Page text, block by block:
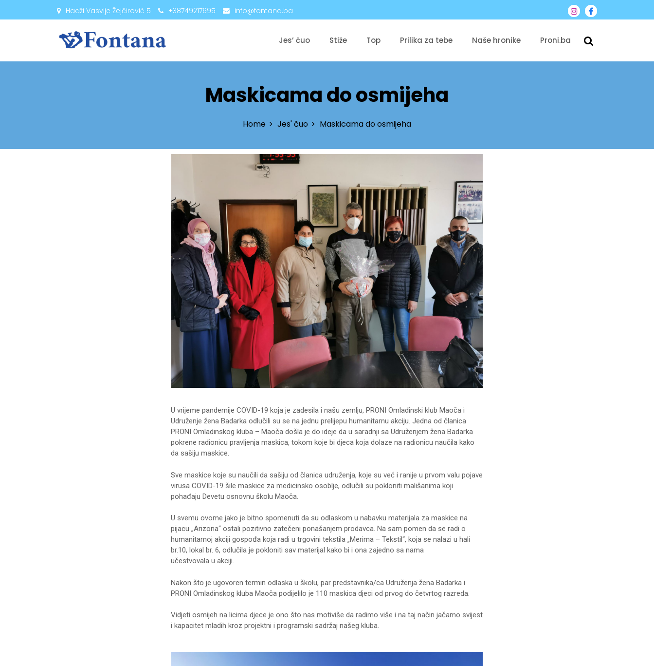
Hadži Vasvije Žejčirović 5 +38749217695 info@fontana.ba
Jes’ čuo Stiže Top Prilika za tebe Naše hronike Proni.ba
Maskicama do osmijeha
Home Jes' čuo Maskicama do osmijeha
U vrijeme pandemije COVID-19 koja je zadesila i našu zemlju, PRONI Omladinski klub Maoča i
Udruženje žena Badarka odlučili su se na jednu prelijepu humanitarnu akciju. Jedna od članica
PRONI Omladinskog kluba – Maoča došla je do ideje da u saradnji sa Udruženjem žena Badarka
pokrene radionicu pravljenja maskica, tokom koje bi djeca koja dolaze na radionicu naučila kako
da sašiju maskice.
Sve maskice koje su naučili da sašiju od članica udruženja, koje su već i ranije u prvom valu pojave
virusa COVID-19 šile maskice za medicinsko osoblje, odlučili su pokloniti mališanima koji
pohađaju Devetu osnovnu školu Maoča.
U svemu ovome jako je bitno spomenuti da su odlaskom u nabavku materijala za maskice na
pijacu „Arizona“ ostali pozitivno zatečeni ponašanjem prodavca. Na sam pomen da se radi o
humanitarnoj akciji gospođa koja radi u trgovini tekstila „Merima – Tekstil“, koja se nalazi u hali
br.10, lokal br. 6, odlučila je pokloniti sav materijal kako bi i ona zajedno sa nama
učestvovala u akciji.
Nakon što je ugovoren termin odlaska u školu, par predstavnika/ca Udruženja žena Badarka i
PRONI Omladinskog kluba Maoča podijelilo je 110 maskica djeci od prvog do četvrtog razreda.
Vidjeti osmijeh na licima djece je ono što nas motiviše da radimo više i na taj način jačamo svijest
i kapacitet mladih kroz projektni i programski sadržaj našeg kluba.